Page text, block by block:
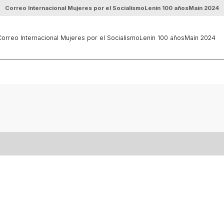
Correo Internacional Mujeres por el SocialismoLenin 100 añosMain 2024
Internacional Mujeres por el SocialismoLenin 100 añosMain 2024